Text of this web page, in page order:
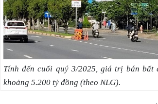
Tính đến cuối quý 3/2025, giá trị bán bất
khoảng 5.200 tỷ đồng (theo NLG).